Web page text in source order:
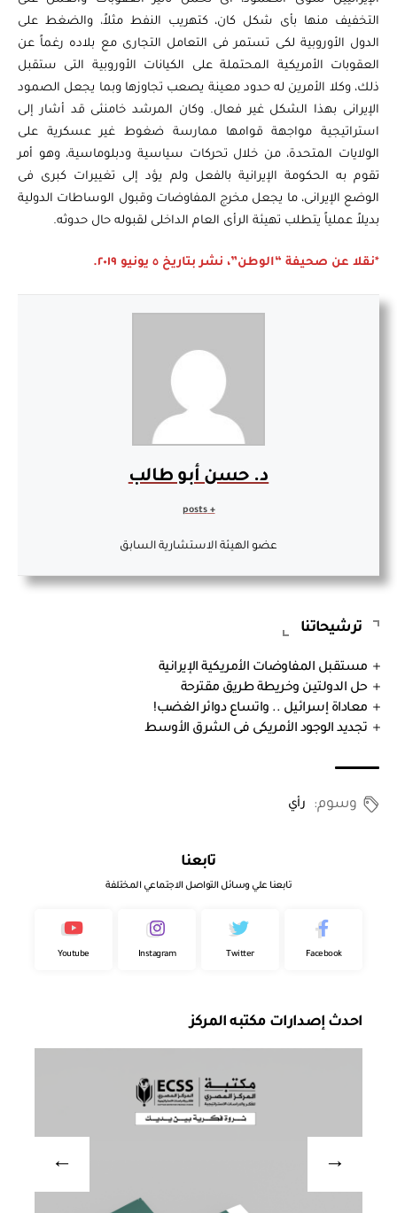
التخفيف منها بأى شكل كان، كتهريب النفط مثلاً، والضغط على
الدول الأوروبية لكى تستمر فى التعامل التجارى مع بلاده رغماً عن
العقوبات الأمريكية المحتملة على الكيانات الأوروبية التى ستقبل
ذلك، وكلا الأمرين له حدود معينة يصعب تجاوزها وبما يجعل الصمود
الإيرانى بهذا الشكل غير فعال. وكان المرشد خامنئى قد أشار إلى
استراتيجية مواجهة قوامها ممارسة ضغوط غير عسكرية على
الولايات المتحدة، من خلال تحركات سياسية ودبلوماسية، وهو أمر
تقوم به الحكومة الإيرانية بالفعل ولم يؤد إلى تغييرات كبرى فى
الوضع الإيرانى، ما يجعل مخرج المفاوضات وقبول الوساطات الدولية
بديلاً عملياً يتطلب تهيئة الرأى العام الداخلى لقبوله حال حدوثه.
*نقلا عن صحيفة “الوطن”، نشر بتاريخ ٥ يونيو ٢٠١٩.
د. حسن أبو طالب
عضو الهيئة الاستشارية السابق
ترشيحاتنا
مستقبل المفاوضات الأمريكية الإيرانية
حل الدولتين وخريطة طريق مقترحة
معاداة إسرائيل .. واتساع دوائر الغضب!
تجديد الوجود الأمريكى فى الشرق الأوسط
وسوم: رأي
تابعنا
تابعنا علي وسائل التواصل الاجتماعي المختلفة
Facebook
Twitter
Instagram
Youtube
احدث إصدارات مكتبه المركز